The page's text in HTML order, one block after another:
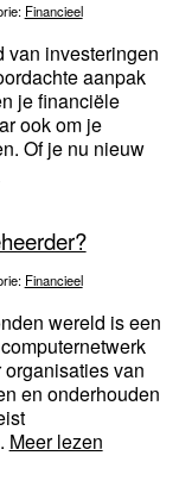
Financieel
van investeringen
aanpak
je financiële
ook om je
Of je nu nieuw
Financieel
wereld is een
van
en onderhouden
Meer lezen